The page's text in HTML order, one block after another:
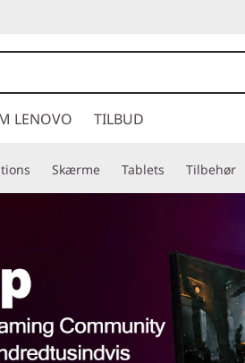
LENOVO TILBUD
Skærme Tablets Tilbehør